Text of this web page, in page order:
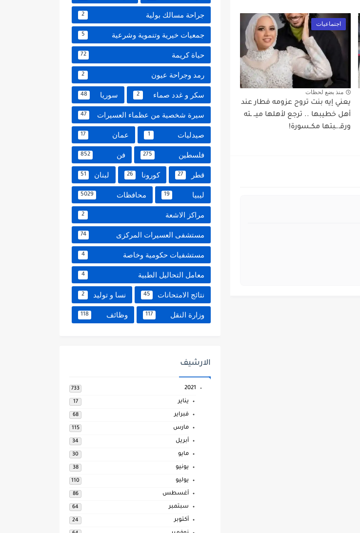
اجتماعيات
منذ بضع لحظات
يعني إيه بنت تروح عزومه فطار عند
أهل خطيبها .. ترجع لأهلها ميــ ـته
ورقـ.ـبتها مكــسورة!
جراحة مسالك بولية 2
جمعيات خيرية وتنموية وشرعية 5
حياة كريمة 72
رمد وجراحة عيون 2
سكر و غدد صماء 2 سوريا 48
سيرة شخصية من عظماء العسيرات 47
صيدليات 1 عمان 17
فلسطين 275 فن 852
قطر 27 كورونا 26 لبنان 51
ليبيا 19 محافظات 5029
مراكز الاشعة 2
مستشفى العسيرات المركزى 74
مستشفيات حكومية وخاصة 4
معامل التحاليل الطبية 4
نتائج الامتحانات 45 نسا و توليد 2
وزارة النقل 117 وظائف 118
الارشيف
2021
733
يناير 17
فبراير 68
مارس 115
أبريل 34
مايو 30
يونيو 38
يوليو 110
أغسطس 86
سبتمبر 64
أكتوبر 24